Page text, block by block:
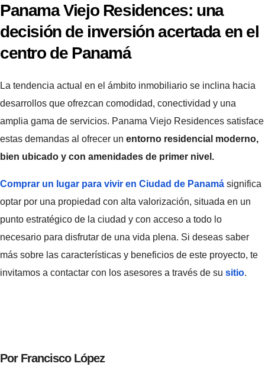
Panama Viejo Residences: una
decisión de inversión acertada en el
centro de Panamá
La tendencia actual en el ámbito inmobiliario se inclina hacia
desarrollos que ofrezcan comodidad, conectividad y una
amplia gama de servicios. Panama Viejo Residences satisface
estas demandas al ofrecer un entorno residencial moderno,
bien ubicado y con amenidades de primer nivel.
Comprar un lugar para vivir en Ciudad de Panamá significa
optar por una propiedad con alta valorización, situada en un
punto estratégico de la ciudad y con acceso a todo lo
necesario para disfrutar de una vida plena. Si deseas saber
más sobre las características y beneficios de este proyecto, te
invitamos a contactar con los asesores a través de su sitio.
Por Francisco López